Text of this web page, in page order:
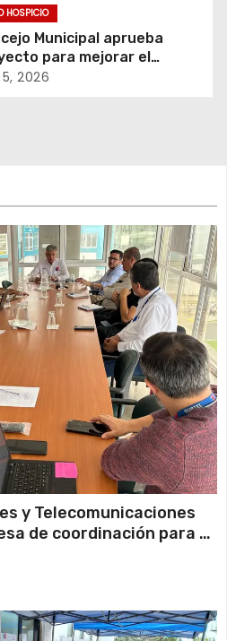
de más de 3 mil
HOSPICIO
Municipal aprueba
para mejorar el
público del sector El
2026
y Telecomunicaciones
de coordinación para el
en Iquique